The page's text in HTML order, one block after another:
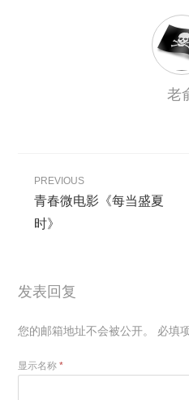
老
PREVIOUS
青春微电影《每当盛夏
时》
发表回复
您的邮箱地址不会被公开。 必填
显示名称*